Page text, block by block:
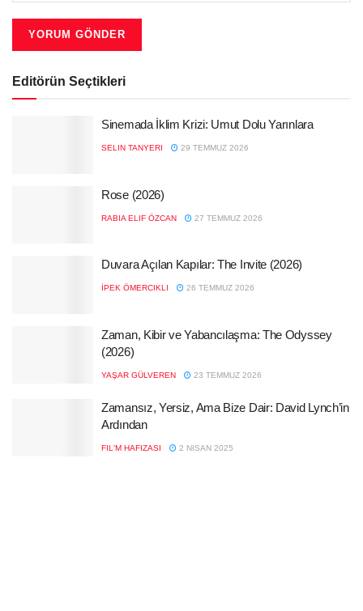
Editörün Seçtikleri
Sinemada İklim Krizi: Umut Dolu Yarınlara
SELIN TANYERI 29 TEMMUZ 2026
Rose (2026)
RABIA ELIF ÖZCAN 27 TEMMUZ 2026
Duvara Açılan Kapılar: The Invite (2026)
İPEK ÖMERCIKLI 26 TEMMUZ 2026
Zaman, Kibir ve Yabancılaşma: The Odyssey
(2026)
YAŞAR GÜLVEREN 23 TEMMUZ 2026
Zamansız, Yersiz, Ama Bize Dair: David Lynch’in
Ardından
FIL'M HAFIZASI 2 NISAN 2025